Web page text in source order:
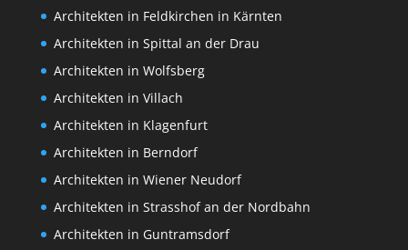
Architekten in Feldkirchen in Kärnten
Architekten in Spittal an der Drau
Architekten in Wolfsberg
Architekten in Villach
Architekten in Klagenfurt
Architekten in Berndorf
Architekten in Wiener Neudorf
Architekten in Strasshof an der Nordbahn
Architekten in Guntramsdorf